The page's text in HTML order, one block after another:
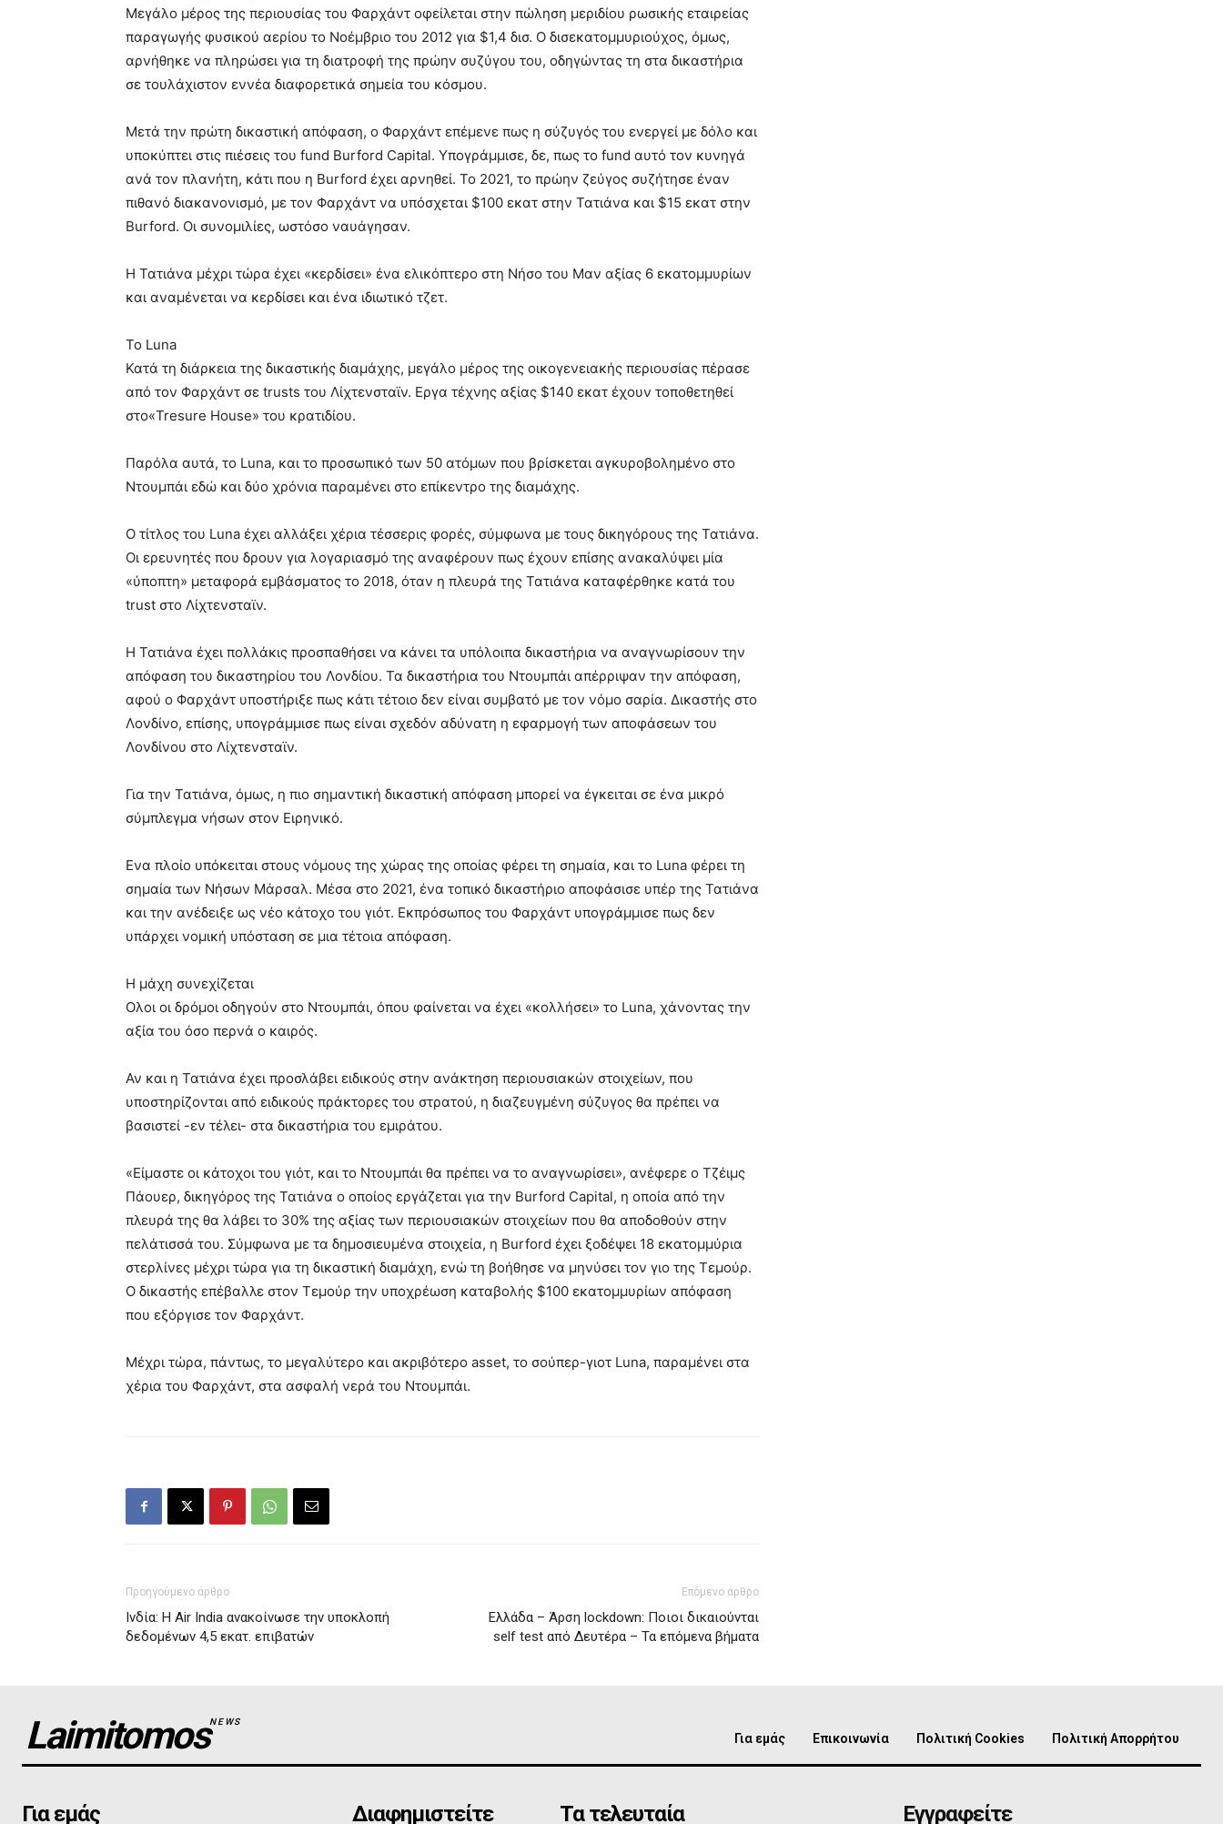
Μεγάλο μέρος της περιουσίας του Φαρχάντ οφείλεται στην πώληση μεριδίου ρωσικής εταιρείας
παραγωγής φυσικού αερίου το Νοέμβριο του 2012 για $1,4 δισ. Ο δισεκατομμυριούχος, όμως,
αρνήθηκε να πληρώσει για τη διατροφή της πρώην συζύγου του, οδηγώντας τη στα δικαστήρια
σε τουλάχιστον εννέα διαφορετικά σημεία του κόσμου.
Μετά την πρώτη δικαστική απόφαση, ο Φαρχάντ επέμενε πως η σύζυγός του ενεργεί με δόλο και
υποκύπτει στις πιέσεις του fund Burford Capital. Υπογράμμισε, δε, πως το fund αυτό τον κυνηγά
ανά τον πλανήτη, κάτι που η Burford έχει αρνηθεί. Το 2021, το πρώην ζεύγος συζήτησε έναν
πιθανό διακανονισμό, με τον Φαρχάντ να υπόσχεται $100 εκατ στην Τατιάνα και $15 εκατ στην
Burford. Οι συνομιλίες, ωστόσο ναυάγησαν.
Η Τατιάνα μέχρι τώρα έχει «κερδίσει» ένα ελικόπτερο στη Νήσο του Μαν αξίας 6 εκατομμυρίων
και αναμένεται να κερδίσει και ένα ιδιωτικό τζετ.
Το Luna
Κατά τη διάρκεια της δικαστικής διαμάχης, μεγάλο μέρος της οικογενειακής περιουσίας πέρασε
από τον Φαρχάντ σε trusts του Λίχτενσταϊν. Εργα τέχνης αξίας $140 εκατ έχουν τοποθετηθεί
στο«Tresure House» του κρατιδίου.
Παρόλα αυτά, το Luna, και το προσωπικό των 50 ατόμων που βρίσκεται αγκυροβολημένο στο
Ντουμπάι εδώ και δύο χρόνια παραμένει στο επίκεντρο της διαμάχης.
Ο τίτλος του Luna έχει αλλάξει χέρια τέσσερις φορές, σύμφωνα με τους δικηγόρους της Τατιάνα.
Οι ερευνητές που δρουν για λογαριασμό της αναφέρουν πως έχουν επίσης ανακαλύψει μία
«ύποπτη» μεταφορά εμβάσματος το 2018, όταν η πλευρά της Τατιάνα καταφέρθηκε κατά του
trust στο Λίχτενσταϊν.
Η Τατιάνα έχει πολλάκις προσπαθήσει να κάνει τα υπόλοιπα δικαστήρια να αναγνωρίσουν την
απόφαση του δικαστηρίου του Λονδίου. Τα δικαστήρια του Ντουμπάι απέρριψαν την απόφαση,
αφού ο Φαρχάντ υποστήριξε πως κάτι τέτοιο δεν είναι συμβατό με τον νόμο σαρία. Δικαστής στο
Λονδίνο, επίσης, υπογράμμισε πως είναι σχεδόν αδύνατη η εφαρμογή των αποφάσεων του
Λονδίνου στο Λίχτενσταϊν.
Για την Τατιάνα, όμως, η πιο σημαντική δικαστική απόφαση μπορεί να έγκειται σε ένα μικρό
σύμπλεγμα νήσων στον Ειρηνικό.
Ενα πλοίο υπόκειται στους νόμους της χώρας της οποίας φέρει τη σημαία, και το Luna φέρει τη
σημαία των Νήσων Μάρσαλ. Μέσα στο 2021, ένα τοπικό δικαστήριο αποφάσισε υπέρ της Τατιάνα
και την ανέδειξε ως νέο κάτοχο του γιότ. Εκπρόσωπος του Φαρχάντ υπογράμμισε πως δεν
υπάρχει νομική υπόσταση σε μια τέτοια απόφαση.
Η μάχη συνεχίζεται
Ολοι οι δρόμοι οδηγούν στο Ντουμπάι, όπου φαίνεται να έχει «κολλήσει» το Luna, χάνοντας την
αξία του όσο περνά ο καιρός.
Αν και η Τατιάνα έχει προσλάβει ειδικούς στην ανάκτηση περιουσιακών στοιχείων, που
υποστηρίζονται από ειδικούς πράκτορες του στρατού, η διαζευγμένη σύζυγος θα πρέπει να
βασιστεί -εν τέλει- στα δικαστήρια του εμιράτου.
«Είμαστε οι κάτοχοι του γιότ, και το Ντουμπάι θα πρέπει να το αναγνωρίσει», ανέφερε ο Τζέιμς
Πάουερ, δικηγόρος της Τατιάνα ο οποίος εργάζεται για την Burford Capital, η οποία από την
πλευρά της θα λάβει το 30% της αξίας των περιουσιακών στοιχείων που θα αποδοθούν στην
πελάτισσά του. Σύμφωνα με τα δημοσιευμένα στοιχεία, η Burford έχει ξοδέψει 18 εκατομμύρια
στερλίνες μέχρι τώρα για τη δικαστική διαμάχη, ενώ τη βοήθησε να μηνύσει τον γιο της Τεμούρ.
O δικαστής επέβαλλε στον Τεμούρ την υποχρέωση καταβολής $100 εκατομμυρίων απόφαση
που εξόργισε τον Φαρχάντ.
Μέχρι τώρα, πάντως, το μεγαλύτερο και ακριβότερο asset, το σούπερ-γιοτ Luna, παραμένει στα
χέρια του Φαρχάντ, στα ασφαλή νερά του Ντουμπάι.
Προηγούμενο άρθρο
Ινδία: Η Air India ανακοίνωσε την υποκλοπή
δεδομένων 4,5 εκατ. επιβατών
Επόμενο άρθρο
Ελλάδα – Άρση lockdown: Ποιοι δικαιούνται
self test από Δευτέρα – Τα επόμενα βήματα
LaimitomosNEWS
Για εμάς Επικοινωνία Πολιτική Cookies Πολιτική Απορρήτου
Για εμάς Διαφημιστείτε Τα τελευταία Εγγραφείτε